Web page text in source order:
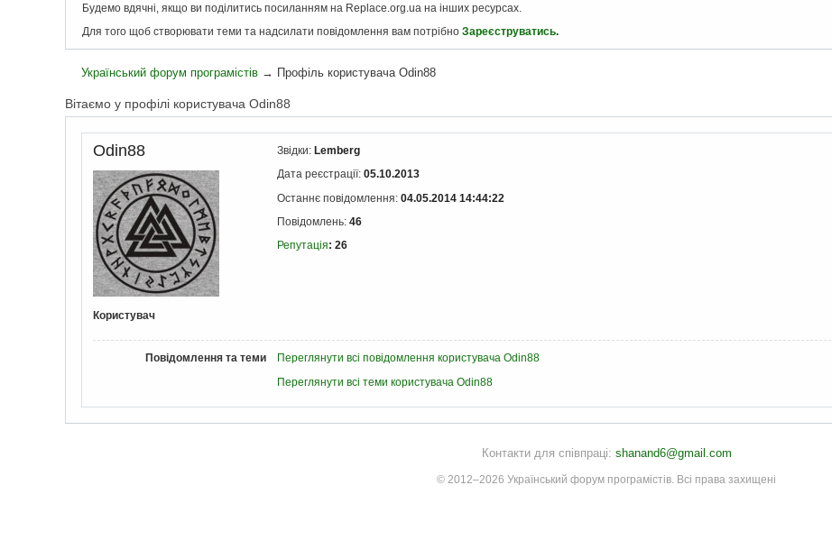
Будемо вдячні, якщо ви поділитись посиланням на Replace.org.ua на інших ресурсах.
Для того щоб створювати теми та надсилати повідомлення вам потрібно Зареєструватись.
Український форум програмістів → Профіль користувача Odin88
Вітаємо у профілі користувача Odin88
Odin88
Користувач
Звідки: Lemberg
Дата реєстрації: 05.10.2013
Останнє повідомлення: 04.05.2014 14:44:22
Повідомлень: 46
Репутація: 26
Повідомлення та теми
Переглянути всі повідомлення користувача Odin88
Переглянути всі теми користувача Odin88
Контакти для співпраці: shanand6@gmail.com
© 2012–2026 Український форум програмістів. Всі права захищені